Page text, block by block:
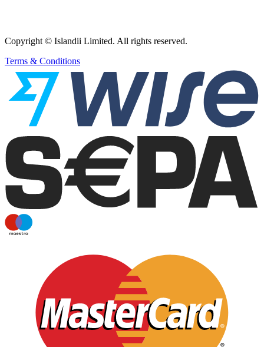
Copyright © Islandii Limited. All rights reserved.
Terms & Conditions